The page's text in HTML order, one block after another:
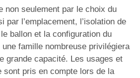
non seulement par le choix du
par l’emplacement, l’isolation de
ballon et la configuration du
famille nombreuse privilégiera
grande capacité. Les usages et
sont pris en compte lors de la